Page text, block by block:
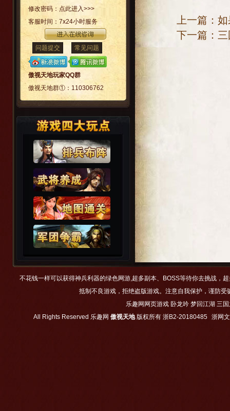
修改密码： 点此进入>>>
客服时间： 7x24小时服务
问题提交 常见问题
傲视天地玩家QQ群
傲视天地群①： 110306762
上一篇：
下一篇：
不花钱一样可以获得神兵利器的绿色网游,超多副本、BOSS等待你去挑战，
抵制不良游戏，拒绝盗版游戏。注意自我保护，谨防
乐趣网网页游戏 卧龙吟 梦回江湖 三
All Rights Reserved 乐趣网 傲视天地版权所有 浙B2-20180485 浙网